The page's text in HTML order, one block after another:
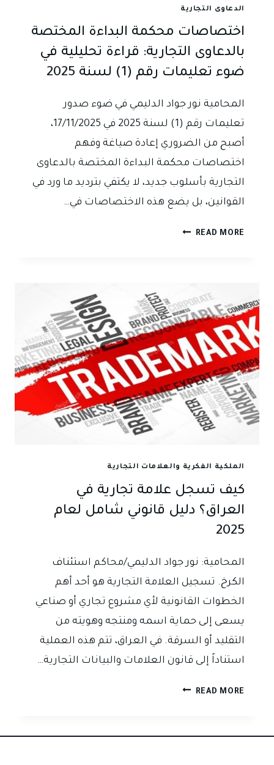
الدعاوى التجارية
اختصاصات محكمة البداءة المختصة
بالدعاوى التجارية: قراءة تحليلية في
ضوء تعليمات رقم (1) لسنة 2025
المحامية نور جواد الدليمي في ضوء صدور
تعليمات رقم (1) لسنة 2025 في 17/11/2025،
أصبح من الضروري إعادة صياغة وفهم
اختصاصات محكمة البداءة المختصة بالدعاوى
التجارية بأسلوب جديد، لا يكتفي بترديد ما ورد في
القوانين، بل يضع هذه الاختصاصات في…
READ MORE اختصاصات
التجارية:
قراءة
تحليلية
في
ضوء
تعليمات
رقم
الملكية الفكرية والعلامات التجارية
كيف تسجل علامة تجارية في
العراق؟ دليل قانوني شامل لعام
2025
المحامية: نور جواد الدليمي/محاكم استئناف
الكرخ. تسجيل العلامة التجارية هو أحد أهم
الخطوات القانونية لأي مشروع تجاري أو صناعي
يسعى إلى حماية اسمه ومنتجه وهويته من
التقليد أو السرقة. في العراق، تتم هذه العملية
استناداً إلى قانون العلامات والبيانات التجارية…
READ MORE كيف
تجارية